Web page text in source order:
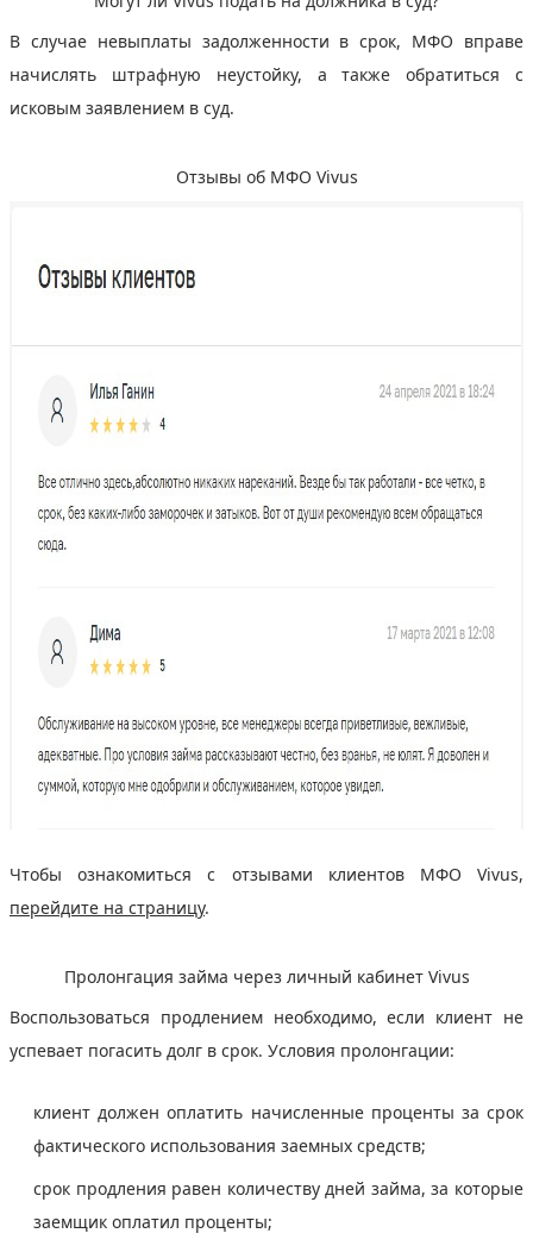
В случае невыплаты задолженности в срок, МФО вправе
начислять штрафную неустойку, а также обратиться с
исковым заявлением в суд.
Отзывы об МФО Vivus
Чтобы ознакомиться с отзывами клиентов МФО Vivus,
перейдите на страницу.
Пролонгация займа через личный кабинет Vivus
Воспользоваться продлением необходимо, если клиент не
успевает погасить долг в срок. Условия пролонгации:
клиент должен оплатить начисленные проценты за срок
фактического использования заемных средств;
срок продления равен количеству дней займа, за которые
заемщик оплатил проценты;